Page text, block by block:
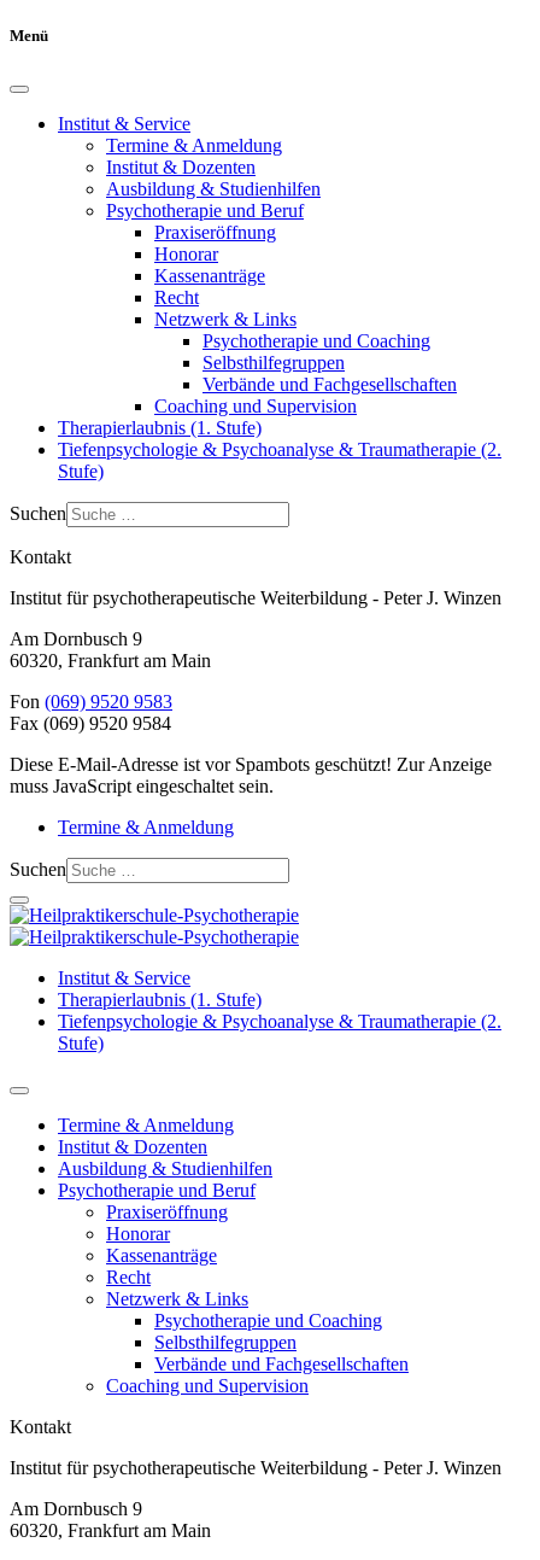
Menü
Institut & Service
Termine & Anmeldung
Institut & Dozenten
Ausbildung & Studienhilfen
Psychotherapie und Beruf
Praxiseröffnung
Honorar
Kassenanträge
Recht
Netzwerk & Links
Psychotherapie und Coaching
Selbsthilfegruppen
Verbände und Fachgesellschaften
Coaching und Supervision
Therapierlaubnis (1. Stufe)
Tiefenpsychologie & Psychoanalyse & Traumatherapie (2.
Stufe)
Suchen
Kontakt
Institut für psychotherapeutische Weiterbildung - Peter J. Winzen
Am Dornbusch 9
60320, Frankfurt am Main
Fon (069) 9520 9583
Fax (069) 9520 9584
Diese E-Mail-Adresse ist vor Spambots geschützt! Zur Anzeige
muss JavaScript eingeschaltet sein.
Termine & Anmeldung
Suchen
Institut & Service
Therapierlaubnis (1. Stufe)
Tiefenpsychologie & Psychoanalyse & Traumatherapie (2.
Stufe)
Termine & Anmeldung
Institut & Dozenten
Ausbildung & Studienhilfen
Psychotherapie und Beruf
Praxiseröffnung
Honorar
Kassenanträge
Recht
Netzwerk & Links
Psychotherapie und Coaching
Selbsthilfegruppen
Verbände und Fachgesellschaften
Coaching und Supervision
Kontakt
Institut für psychotherapeutische Weiterbildung - Peter J. Winzen
Am Dornbusch 9
60320, Frankfurt am Main